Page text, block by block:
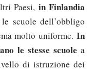
Pae­si, in Fin­lan­dia
scuo­le del­l’ob­bli­go
mol­to uni­for­me.In
le stes­se scuo­le a
di istru­zio­ne dei